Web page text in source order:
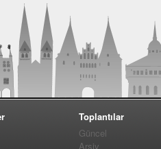
Toplantılar
Güncel
Arşiv